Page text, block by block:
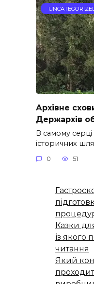
Архівне
Держархів
В самому серці
історичних
0 51
Казки
із якого
читання
Який